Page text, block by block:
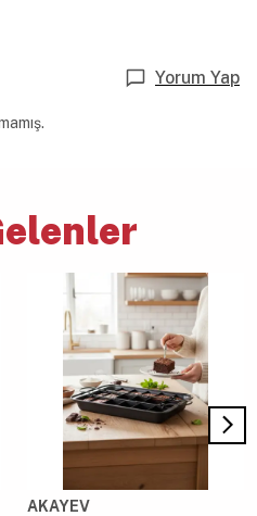
Yorum Yap
AKAYEV